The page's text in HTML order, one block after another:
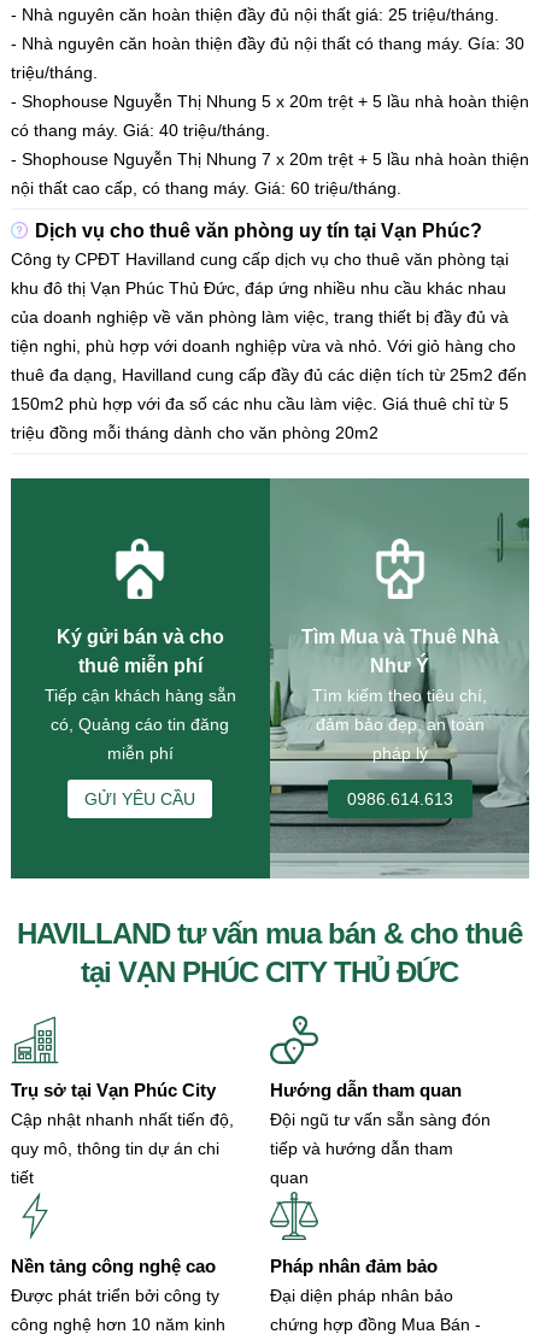
- Nhà nguyên căn hoàn thiện đầy đủ nội thất giá: 25 triệu/tháng.
- Nhà nguyên căn hoàn thiện đầy đủ nội thất có thang máy. Gía: 30
triệu/tháng.
- Shophouse Nguyễn Thị Nhung 5 x 20m trệt + 5 lầu nhà hoàn thiện
có thang máy. Giá: 40 triệu/tháng.
- Shophouse Nguyễn Thị Nhung 7 x 20m trệt + 5 lầu nhà hoàn thiện
nội thất cao cấp, có thang máy. Giá: 60 triệu/tháng.
Dịch vụ cho thuê văn phòng uy tín tại Vạn Phúc?
Công ty CPĐT Havilland cung cấp dịch vụ cho thuê văn phòng tại
khu đô thị Vạn Phúc Thủ Đức, đáp ứng nhiều nhu cầu khác nhau
của doanh nghiệp về văn phòng làm việc, trang thiết bị đầy đủ và
tiện nghi, phù hợp với doanh nghiệp vừa và nhỏ. Với giỏ hàng cho
thuê đa dạng, Havilland cung cấp đầy đủ các diện tích từ 25m2 đến
150m2 phù hợp với đa số các nhu cầu làm việc. Giá thuê chỉ từ 5
triệu đồng mỗi tháng dành cho văn phòng 20m2
Ký gửi bán và cho
thuê miễn phí
Tiếp cận khách hàng sẵn
có, Quảng cáo tin đăng
miễn phí
GỬI YÊU CẦU
Tìm Mua và Thuê Nhà
Như Ý
Tìm kiếm theo tiêu chí,
đảm bảo đẹp, an toàn
pháp lý
0986.614.613
HAVILLAND tư vấn mua bán & cho thuê
tại VẠN PHÚC CITY THỦ ĐỨC
Trụ sở tại Vạn Phúc City
Cập nhật nhanh nhất tiến độ,
quy mô, thông tin dự án chi
tiết
Hướng dẫn tham quan
Đội ngũ tư vấn sẵn sàng đón
tiếp và hướng dẫn tham
quan
Nền tảng công nghệ cao
Được phát triển bởi công ty
công nghệ hơn 10 năm kinh
Pháp nhân đảm bảo
Đại diện pháp nhân bảo
chứng hợp đồng Mua Bán -